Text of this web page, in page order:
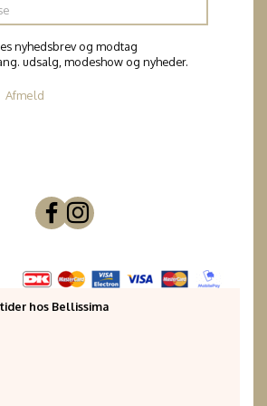
nyhedsbrev og modtag
udsalg, modeshow og nyheder.
Afmeld
hos Bellissima